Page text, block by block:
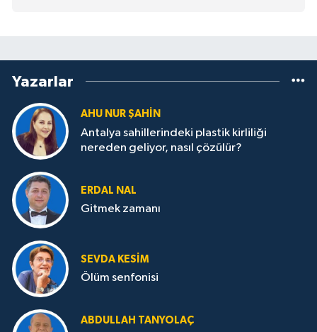
Yazarlar
AHU NUR ŞAHIN
Antalya sahillerindeki plastik kirliliği
nereden geliyor, nasıl çözülür?
ERDAL NAL
Gitmek zamanı
SEVDA KESİM
Ölüm senfonisi
ABDULLAH TANYOLAÇ